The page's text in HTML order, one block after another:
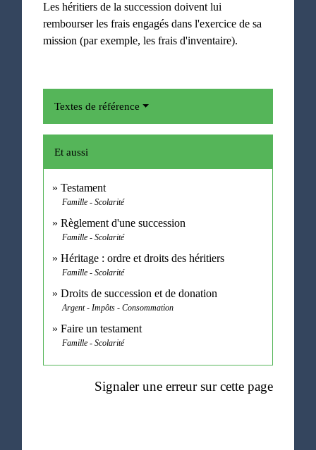
Les héritiers de la succession doivent lui
rembourser les frais engagés dans l'exercice de sa
mission (par exemple, les frais d'inventaire).
Textes de référence
Et aussi
Testament
Famille - Scolarité
Règlement d'une succession
Famille - Scolarité
Héritage : ordre et droits des héritiers
Famille - Scolarité
Droits de succession et de donation
Argent - Impôts - Consommation
Faire un testament
Famille - Scolarité
Signaler une erreur sur cette page